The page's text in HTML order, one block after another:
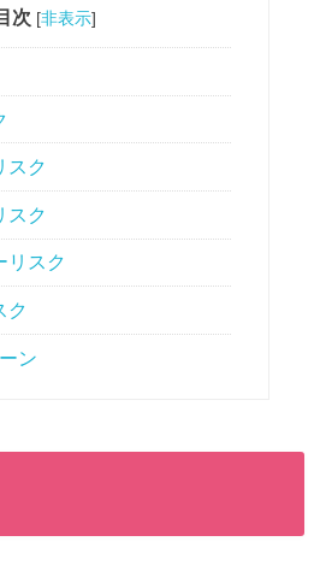
次 [非表示]
スク
スク
リスク
ク
ン